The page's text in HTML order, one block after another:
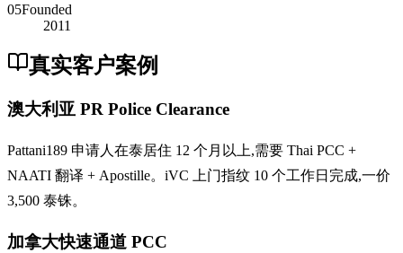
05Founded
2011
真实客户案例
澳大利亚 PR Police Clearance
Pattani189 申请人在泰居住 12 个月以上,需要 Thai PCC +
NAATI 翻译 + Apostille。iVC 上门指纹 10 个工作日完成,一价
3,500 泰铢。
加拿大快速通道 PCC